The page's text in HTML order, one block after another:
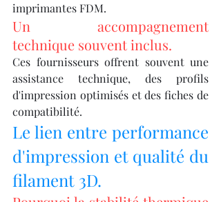
imprimantes FDM.
Un accompagnement
technique souvent inclus.
Ces fournisseurs offrent souvent une
assistance technique, des profils
d'impression optimisés et des fiches de
compatibilité.
Le lien entre performance
d'impression et qualité du
filament 3D.